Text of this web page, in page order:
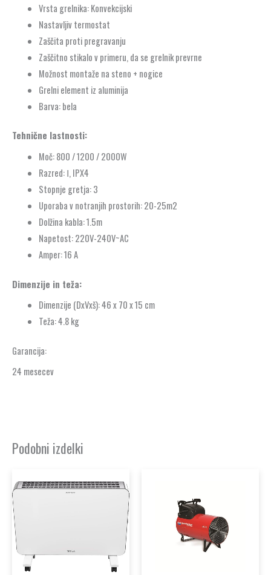
Vrsta grelnika: Konvekcijski
Nastavljiv termostat
Zaščita proti pregravanju
Zaščitno stikalo v primeru, da se grelnik prevrne
Možnost montaže na steno + nogice
Grelni element iz aluminija
Barva: bela
Tehnične lastnosti:
Moč: 800 / 1200 / 2000W
Razred: Ⅰ, IPX4
Stopnje gretja: 3
Uporaba v notranjih prostorih: 20-25m2
Dolžina kabla: 1.5m
Napetost: 220V-240V~AC
Amper: 16 A
Dimenzije in teža:
Dimenzije (DxVxš): 46 x 70 x 15 cm
Teža: 4.8 kg
Garancija:
24 mesecev
Podobni izdelki